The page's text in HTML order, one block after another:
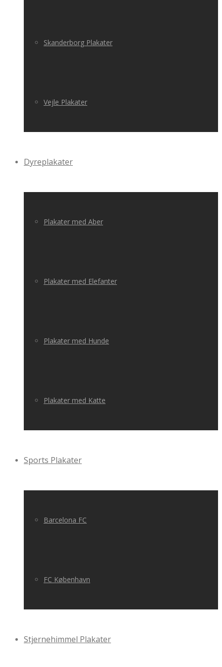
Skanderborg Plakater
Vejle Plakater
Dyreplakater
Plakater med Aber
Plakater med Elefanter
Plakater med Hunde
Plakater med Katte
Sports Plakater
Barcelona FC
FC København
Stjernehimmel Plakater